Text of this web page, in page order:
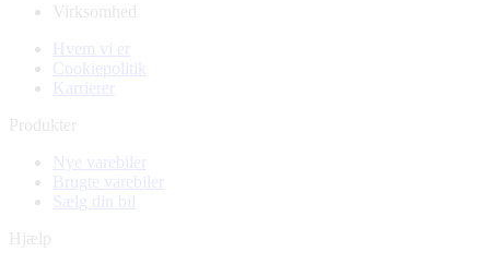
Virksomhed
Hvem vi er
Cookiepolitik
Karrierer
Produkter
Nye varebiler
Brugte varebiler
Sælg din bil
Hjælp